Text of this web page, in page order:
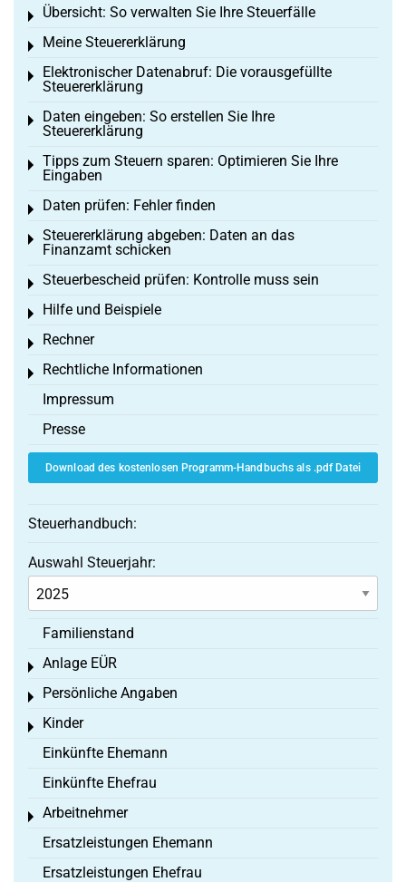
Übersicht: So verwalten Sie Ihre Steuerfälle
Toggle menu
Meine Steuererklärung
Toggle menu
Elektronischer Datenabruf: Die vorausgefüllte
Steuererklärung
Toggle menu
Daten eingeben: So erstellen Sie Ihre
Steuererklärung
Toggle menu
Tipps zum Steuern sparen: Optimieren Sie Ihre
Eingaben
Toggle menu
Daten prüfen: Fehler finden
Toggle menu
Steuererklärung abgeben: Daten an das
Finanzamt schicken
Toggle menu
Steuerbescheid prüfen: Kontrolle muss sein
Toggle menu
Hilfe und Beispiele
Toggle menu
Rechner
Toggle menu
Rechtliche Informationen
Toggle menu
Impressum
Presse
Download des kostenlosen Programm-Handbuchs als .pdf Datei
Steuerhandbuch:
Auswahl Steuerjahr:
Familienstand
Anlage EÜR
Toggle menu
Persönliche Angaben
Toggle menu
Kinder
Toggle menu
Einkünfte Ehemann
Einkünfte Ehefrau
Arbeitnehmer
Toggle menu
Ersatzleistungen Ehemann
Ersatzleistungen Ehefrau